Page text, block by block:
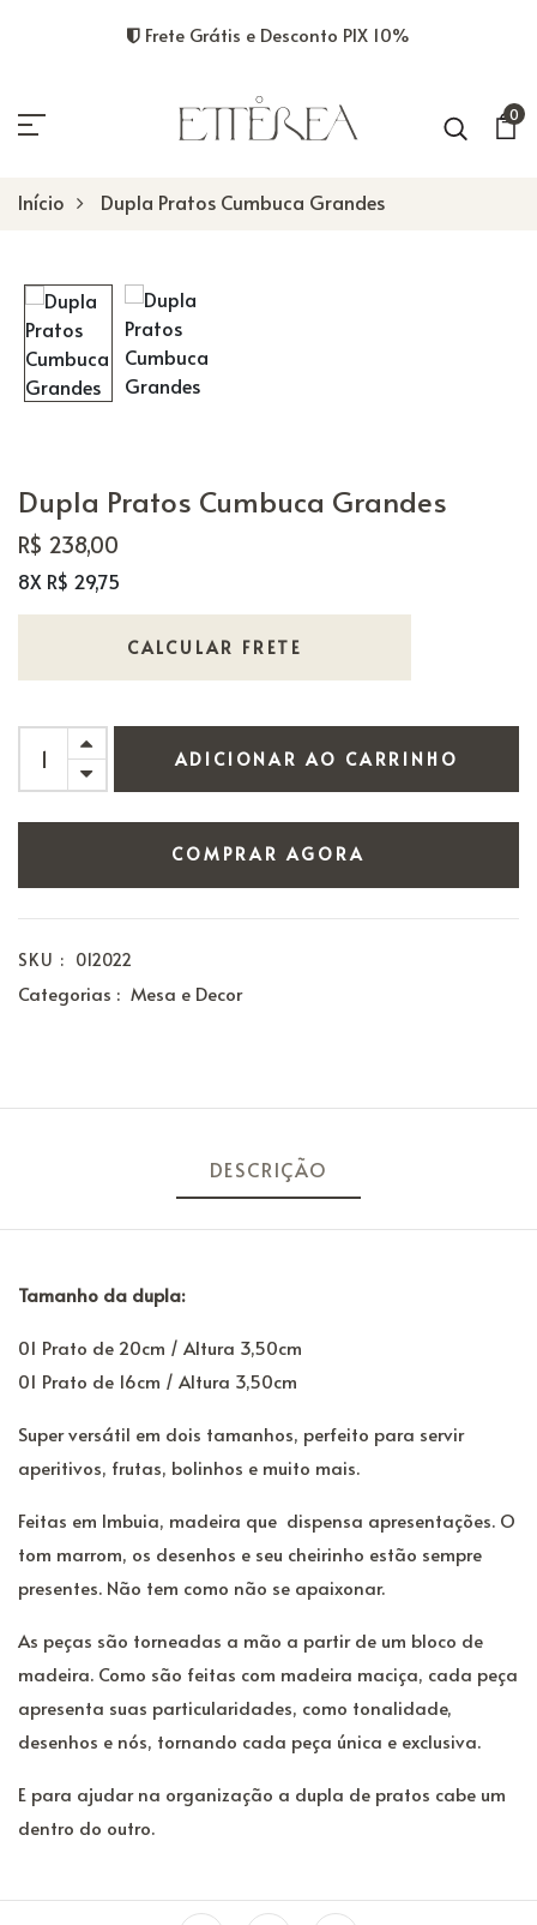
Frete Grátis e Desconto PIX 10%
0
Início Dupla Pratos Cumbuca Grandes
Dupla Pratos Cumbuca Grandes
R$ 238,00
8X R$ 29,75
CALCULAR FRETE
ADICIONAR AO CARRINHO
COMPRAR AGORA
SKU : 012022
Categorias : Mesa e Decor
DESCRIÇÃO
Tamanho da dupla:
01 Prato de 20cm / Altura 3,50cm
01 Prato de 16cm / Altura 3,50cm
Super versátil em dois tamanhos, perfeito para servir
aperitivos, frutas, bolinhos e muito mais.
Feitas em Imbuia, madeira que dispensa apresentações. O
tom marrom, os desenhos e seu cheirinho estão sempre
presentes. Não tem como não se apaixonar.
As peças são torneadas a mão a partir de um bloco de
madeira. Como são feitas com madeira maciça, cada peça
apresenta suas particularidades, como tonalidade,
desenhos e nós, tornando cada peça única e exclusiva.
E para ajudar na organização a dupla de pratos cabe um
dentro do outro.